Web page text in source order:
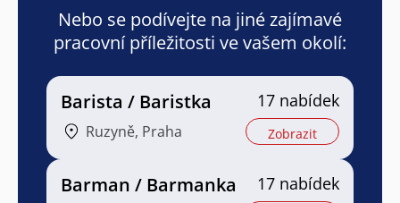
Nebo se podívejte na jiné zajímavé
pracovní příležitosti ve vašem okolí:
Barista / Baristka
Ruzyně, Praha
17 nabídek
Zobrazit
Barman / Barmanka 17 nabídek